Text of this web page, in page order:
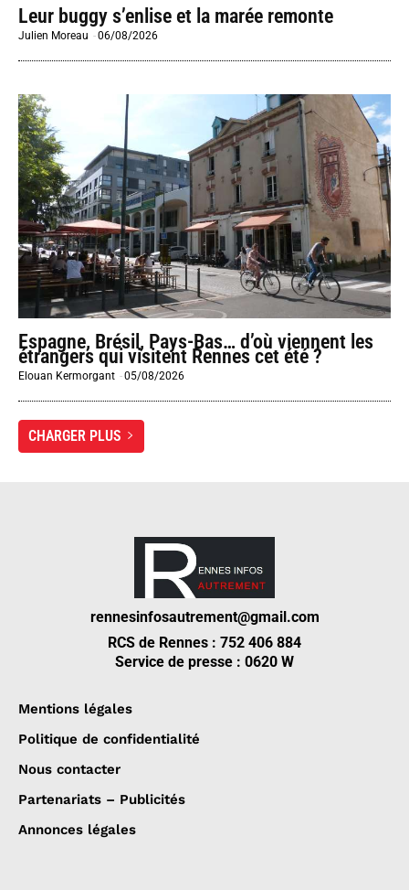
Leur buggy s’enlise et la marée remonte
Julien Moreau -06/08/2026
Espagne, Brésil, Pays-Bas… d’où viennent les
étrangers qui visitent Rennes cet été ?
Elouan Kermorgant -05/08/2026
CHARGER PLUS
rennesinfosautrement@gmail.com
RCS de Rennes : 752 406 884
Service de presse : 0620 W
Mentions légales
Politique de confidentialité
Nous contacter
Partenariats – Publicités
Annonces légales